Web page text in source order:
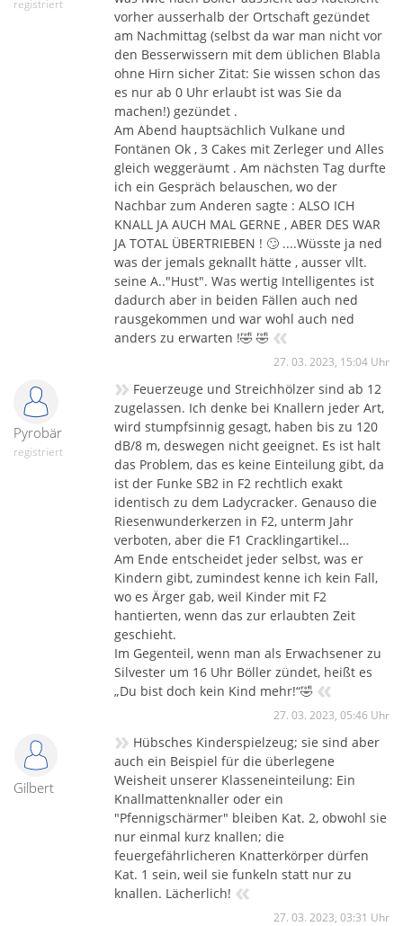
registriert
vorher ausserhalb der Ortschaft gezündet
am Nachmittag (selbst da war man nicht vor
den Besserwissern mit dem üblichen Blabla
ohne Hirn sicher Zitat: Sie wissen schon das
es nur ab 0 Uhr erlaubt ist was Sie da
machen!) gezündet .
Am Abend hauptsächlich Vulkane und
Fontänen Ok , 3 Cakes mit Zerleger und Alles
gleich weggeräumt . Am nächsten Tag durfte
ich ein Gespräch belauschen, wo der
Nachbar zum Anderen sagte : ALSO ICH
KNALL JA AUCH MAL GERNE , ABER DES WAR
JA TOTAL ÜBERTRIEBEN ! 🙄 ....Wüsste ja ned
was der jemals geknallt hätte , ausser vllt.
seine A.."Hust". Was wertig Intelligentes ist
dadurch aber in beiden Fällen auch ned
rausgekommen und war wohl auch ned
anders zu erwarten !🤣 🤣 «
27. 03. 2023, 15:04 Uhr
Pyrobär
registriert
» Feuerzeuge und Streichhölzer sind ab 12
zugelassen. Ich denke bei Knallern jeder Art,
wird stumpfsinnig gesagt, haben bis zu 120
dB/8 m, deswegen nicht geeignet. Es ist halt
das Problem, das es keine Einteilung gibt, da
ist der Funke SB2 in F2 rechtlich exakt
identisch zu dem Ladycracker. Genauso die
Riesenwunderkerzen in F2, unterm Jahr
verboten, aber die F1 Cracklingartikel…
Am Ende entscheidet jeder selbst, was er
Kindern gibt, zumindest kenne ich kein Fall,
wo es Ärger gab, weil Kinder mit F2
hantierten, wenn das zur erlaubten Zeit
geschieht.
Im Gegenteil, wenn man als Erwachsener zu
Silvester um 16 Uhr Böller zündet, heißt es
„Du bist doch kein Kind mehr!“🤣 «
27. 03. 2023, 05:46 Uhr
Gilbert
» Hübsches Kinderspielzeug; sie sind aber
auch ein Beispiel für die überlegene
Weisheit unserer Klasseneinteilung: Ein
Knallmattenknaller oder ein
"Pfennigschärmer" bleiben Kat. 2, obwohl sie
nur einmal kurz knallen; die
feuergefährlicheren Knatterkörper dürfen
Kat. 1 sein, weil sie funkeln statt nur zu
knallen. Lächerlich! «
27. 03. 2023, 03:31 Uhr